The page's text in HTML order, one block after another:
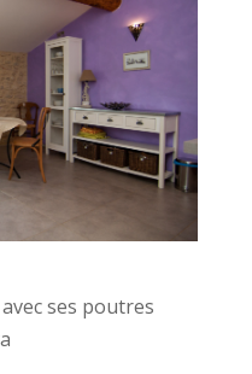
ses poutres